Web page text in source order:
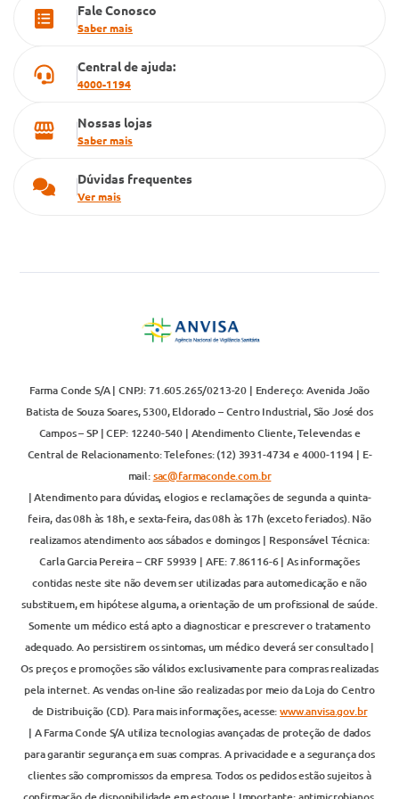
Cartão Grupo Conde
Fale Conosco
Saber mais
Central de ajuda:
4000-1194
Nossas lojas
Saber mais
Dúvidas frequentes
Ver mais
Farma Conde S/A | CNPJ: 71.605.265/0213-20 | Endereço: Avenida João
Batista de Souza Soares, 5300, Eldorado – Centro Industrial, São José dos
Campos – SP | CEP: 12240-540 | Atendimento Cliente, Televendas e
Central de Relacionamento: Telefones: (12) 3931-4734 e 4000-1194 | E-
mail:sac@farmaconde.com.br
| Atendimento para dúvidas, elogios e reclamações de segunda a quinta-
feira, das 08h às 18h, e sexta-feira, das 08h às 17h (exceto feriados). Não
realizamos atendimento aos sábados e domingos | Responsável Técnica:
Carla Garcia Pereira – CRF 59939 | AFE: 7.86116-6 | As informações
contidas neste site não devem ser utilizadas para automedicação e não
substituem, em hipótese alguma, a orientação de um profissional de saúde.
Somente um médico está apto a diagnosticar e prescrever o tratamento
adequado. Ao persistirem os sintomas, um médico deverá ser consultado |
Os preços e promoções são válidos exclusivamente para compras realizadas
pela internet. As vendas on-line são realizadas por meio da Loja do Centro
de Distribuição (CD). Para mais informações, acesse:www.anvisa.gov.br
| A Farma Conde S/A utiliza tecnologias avançadas de proteção de dados
para garantir segurança em suas compras. A privacidade e a segurança dos
clientes são compromissos da empresa. Todos os pedidos estão sujeitos à